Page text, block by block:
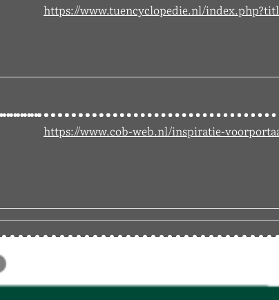
https://www.tuencyclopedie.nl/
https://www.cob-web.nl/inspiratie-